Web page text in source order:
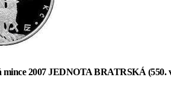
2007 JEDNOTA BRATRSKÁ (550.